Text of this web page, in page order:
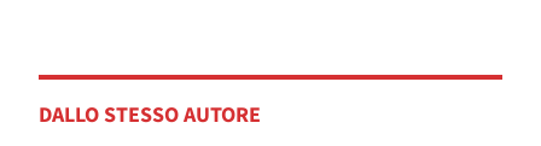
DALLO STESSO AUTORE